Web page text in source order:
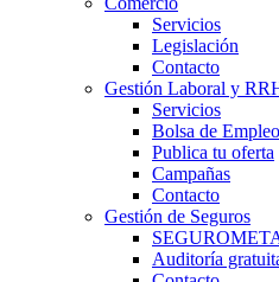
Servicios
Legislación
Contacto
Gestión Laboral y
Servicios
Bolsa de Empleo
Publica tu oferta
Campañas
Contacto
Gestión de Seguros
Auditoría